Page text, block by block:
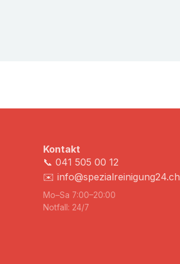
Kontakt
📞 041 505 00 12
✉️ info@spezialreinigung24.ch
Mo–Sa 7:00–20:00
Notfall: 24/7